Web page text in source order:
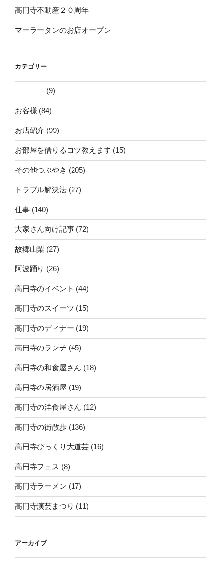
高円寺不動産２０周年
マーラータンのお店オープン
カテゴリー
(9)
お客様 (84)
お店紹介 (99)
お部屋を借りるコツ教えます (15)
その他つぶやき (205)
トラブル解決法 (27)
仕事 (140)
大家さん向け記事 (72)
故郷山梨 (27)
阿波踊り (26)
高円寺のイベント (44)
高円寺のスイーツ (15)
高円寺のディナー (19)
高円寺のランチ (45)
高円寺の和食屋さん (18)
高円寺の居酒屋 (19)
高円寺の洋食屋さん (12)
高円寺の街散歩 (136)
高円寺びっくり大道芸 (16)
高円寺フェス (8)
高円寺ラーメン (17)
高円寺演芸まつり (11)
アーカイブ